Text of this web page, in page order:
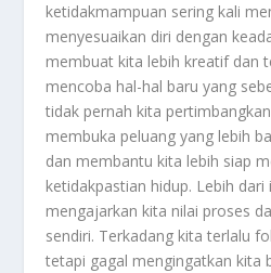
ketidakmampuan sering kali
menyesuaikan diri dengan
membuat kita lebih kreatif dan
mencoba hal-hal baru yang
tidak pernah kita
membuka peluang yang lebih
dan membantu kita lebih siap
ketidakpastian hidup. Lebih dari
mengajarkan kita nilai proses
sendiri. Terkadang kita terlalu
tetapi gagal mengingatkan kita